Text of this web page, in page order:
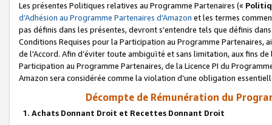
Les présentes Politiques relatives au Programme Partenaires («
d’Adhésion au Programme Partenaires d'Amazon et les termes
pas définis dans les présentes, devront s'entendre tels que définis
Conditions Requises pour la Participation au Programme Partenaires,
de l'Accord. Afin d’éviter toute ambiguïté et sans limitation, aux fins
Participation au Programme Partenaires, de la Licence PI du
Amazon sera considérée comme la violation d’une obligation
Décompte de Rémunération du
1. Achats Donnant Droit et Recettes Donnant Droit